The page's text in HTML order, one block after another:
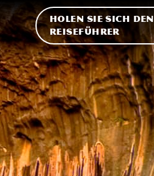
HOLEN SIE SICH DEN
REISEFÜHRER